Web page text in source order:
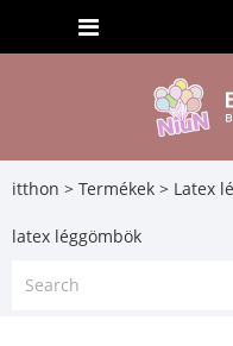
itthon > Termékek > Latex
latex léggömbök